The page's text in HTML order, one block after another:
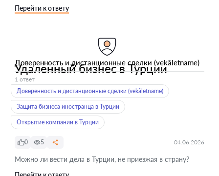
Перейти к ответу
Доверенность и дистанционные сделки (vekâletname)
Удаленный бизнес в Турции
1 ответ
Доверенность и дистанционные сделки (vekâletname)
Защита бизнеса иностранца в Турции
Открытие компании в Турции
0 5 04.06.2026
Можно ли вести дела в Турции, не приезжая в страну?